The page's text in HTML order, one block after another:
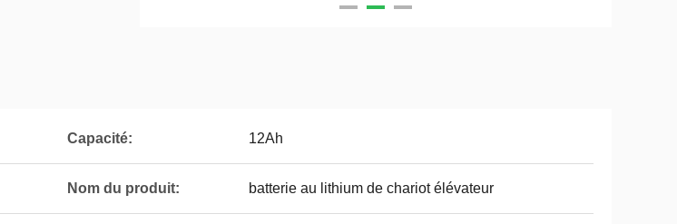
Capacité: 12Ah
Nom du produit: batterie au lithium de chariot élévateur